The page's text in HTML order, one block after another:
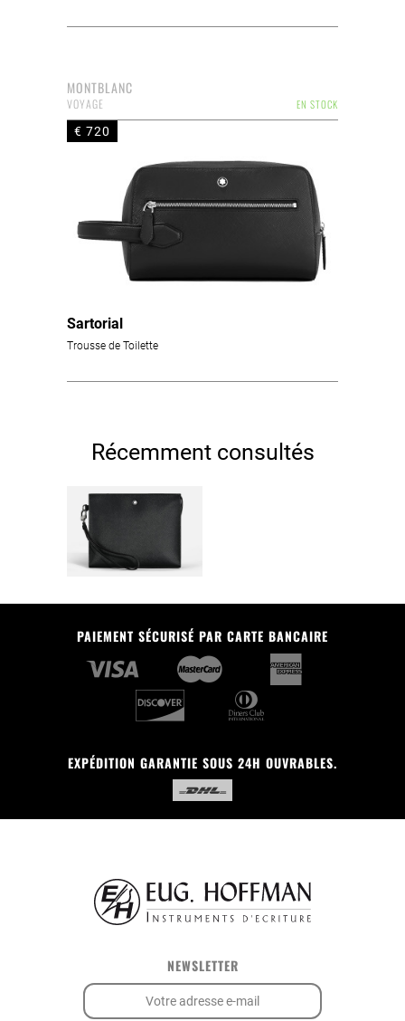
MONTBLANC
EN STOCK
VOYAGE
€ 720
Sartorial
Trousse de Toilette
Récemment consultés
PAIEMENT SÉCURISÉ PAR CARTE BANCAIRE
EXPÉDITION GARANTIE SOUS 24H OUVRABLES.
NEWSLETTER